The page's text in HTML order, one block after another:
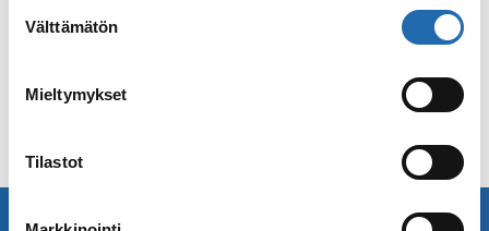
valinta
Välttämätön
Mieltymykset
Tilastot
Käy kävelyllä juutalaisessa kaupunginosassa
Minne matkustat seuraavaksi? Löydä meiltä